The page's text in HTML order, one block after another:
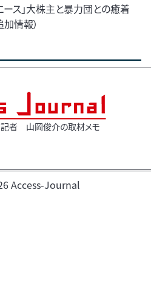
ース」大株主と暴力団との癒着
情報）
記者 山岡俊介の取材メモ
Access-Journal